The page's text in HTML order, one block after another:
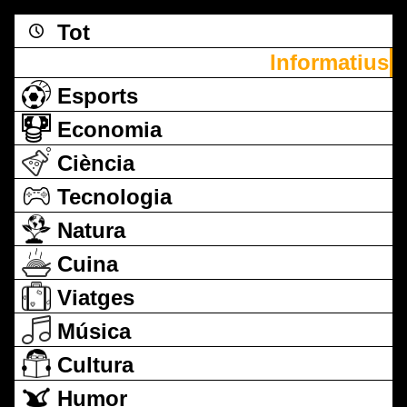
Tot
Informatius
Esports
Economia
Ciència
Tecnologia
Natura
Cuina
Viatges
Música
Cultura
Humor